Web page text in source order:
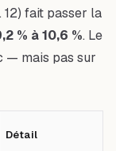
fait passer la
% à 10,6 %. Le
— mais pas sur
Détail